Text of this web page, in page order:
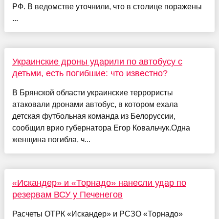
РФ. В ведомстве уточнили, что в столице поражены
...
Украинские дроны ударили по автобусу с
детьми, есть погибшие: что известно?
В Брянской области украинские террористы
атаковали дронами автобус, в котором ехала
детская футбольная команда из Белоруссии,
сообщил врио губернатора Егор Ковальчук.Одна
женщина погибла, ч...
«Искандер» и «Торнадо» нанесли удар по
резервам ВСУ у Печенегов
Расчеты ОТРК «Искандер» и РСЗО «Торнадо»